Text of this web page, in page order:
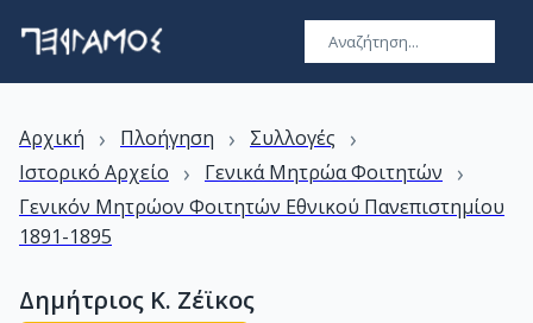
Αρχική › Πλοήγηση › Συλλογές ›
Ιστορικό Αρχείο › Γενικά Μητρώα Φοιτητών ›
Γενικόν Μητρώον Φοιτητών Εθνικού Πανεπιστημίου
1891-1895
Δημήτριος Κ. Ζέϊκος